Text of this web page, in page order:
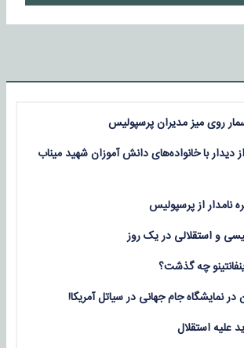
روی میز مدیران پرسپولیس
دیدار با خانواده‌های دانش آموزان شهید میناب
نامدار از پرسپولیس
چه گذشت؟
نمایشگاه جام جهانی در سیاتل آمریکا!
استقلال